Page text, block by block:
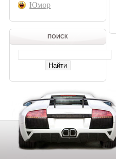
Юмор
ПОИСК